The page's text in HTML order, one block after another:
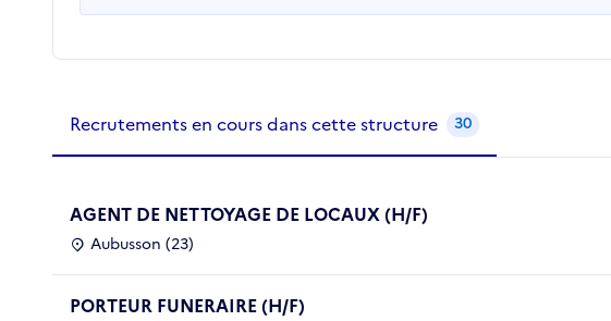
Recrutements de la structure
Recrutements en cours dans cette structure 30
AGENT DE NETTOYAGE DE LOCAUX (H/F)
Aubusson (23)
PORTEUR FUNERAIRE (H/F)